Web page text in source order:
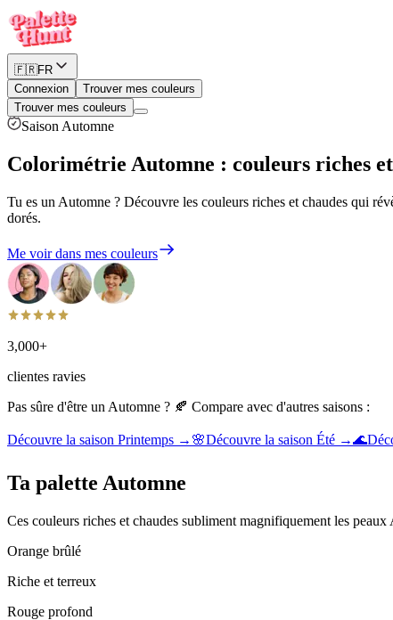
🇫🇷FR
Connexion
Trouver mes couleurs
Trouver mes couleurs
Saison Automne
Colorimétrie Automne : couleurs riches
Tu es un Automne ? Découvre les couleurs riches et chaudes qui
dorés.
Me voir dans mes couleurs
3,000+
clientes ravies
Pas sûre d'être un Automne ? 🍂 Compare avec d'autres saisons :
Découvre la saison Printemps → 🌸Découvre la saison Été →🌊
Ta palette Automne
Ces couleurs riches et chaudes subliment magnifiquement les peaux
Orange brûlé
Riche et terreux
Rouge profond